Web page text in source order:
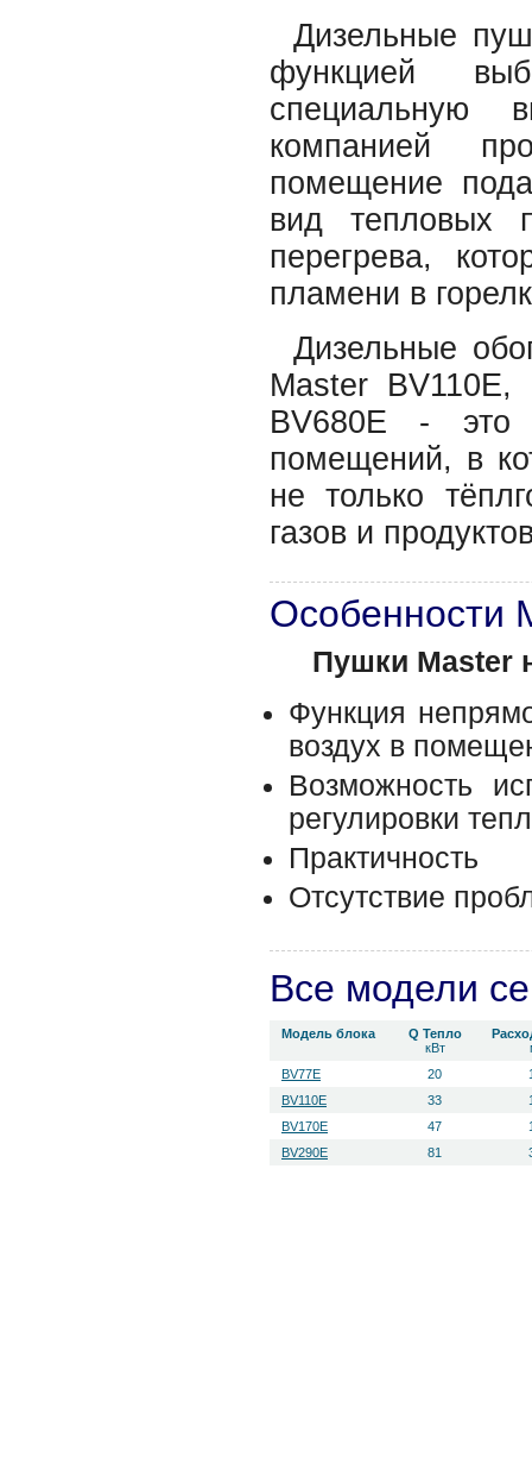
Дизельные
функцией
специальную
компанией
помещение
вид тепловых
перегрева,
пламени в
Дизельные
Master
BV680E - это
помещений, в
не только
газов и
Особенности
Пушки Master
Функция
воздух в
Возможность
регулировки
Практичность
Отсутствие
Все модели
Модель блока
Q Тепло
кВт
BV77E
20
BV110E
33
BV170E
47
BV290E
81